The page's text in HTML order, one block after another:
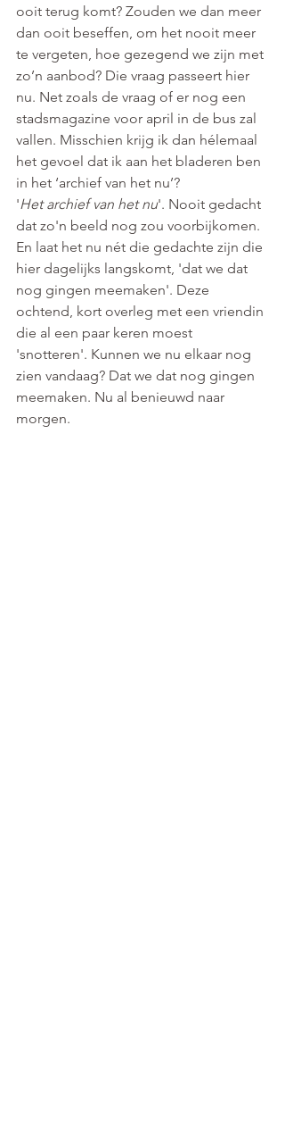
ooit terug komt? Zouden we dan meer
dan ooit beseffen, om het nooit meer
te vergeten, hoe gezegend we zijn met
zo’n aanbod? Die vraag passeert hier
nu. Net zoals de vraag of er nog een
stadsmagazine voor april in de bus zal
vallen. Misschien krijg ik dan hélemaal
het gevoel dat ik aan het bladeren ben
in het ‘archief van het nu’?
'Het archief van het nu'. Nooit gedacht
dat zo'n beeld nog zou voorbijkomen.
En laat het nu nét die gedachte zijn die
hier dagelijks langskomt, 'dat we dat
nog gingen meemaken'. Deze
ochtend, kort overleg met een vriendin
die al een paar keren moest
'snotteren'. Kunnen we nu elkaar nog
zien vandaag? Dat we dat nog gingen
meemaken. Nu al benieuwd naar
morgen.